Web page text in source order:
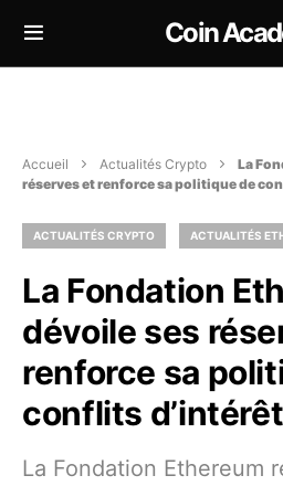
Coin
Accueil Actualités Crypto
La
réserves et renforce sa politique de
ACTUALITÉS CRYPTO ACTUALITÉS
La Fondation
dévoile ses
renforce sa
conflits
La Fondation Ethereum